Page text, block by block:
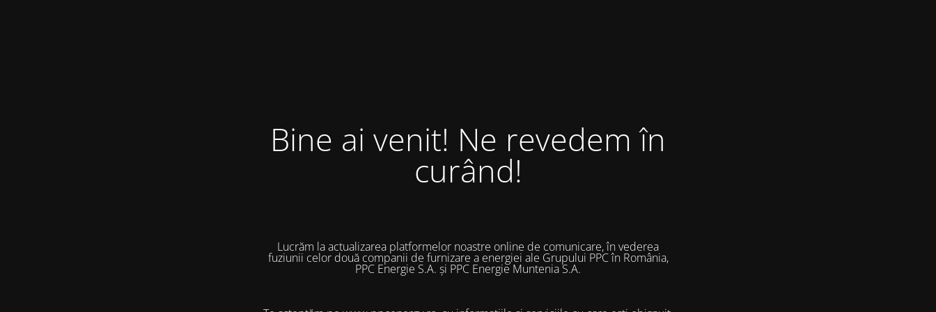
Bine ai venit! Ne revedem în
curând!
Lucrăm la actualizarea platformelor noastre online de comunicare, în vederea
fuziunii celor două companii de furnizare a energiei ale Grupului PPC în România,
PPC Energie S.A. și PPC Energie Muntenia S.A.